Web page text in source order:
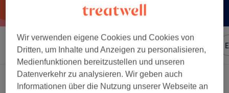
Sortieren nach Beliebiger Preis Marken Salons
2 Salons die anbieten:ponyschnitt in der Nähe von Eilbek, Hamburg
Wir verwenden eigene Cookies und Cookies von
Dritten, um Inhalte und Anzeigen zu personalisieren,
Medienfunktionen bereitzustellen und unseren
Datenverkehr zu analysieren. Wir geben auch
Informationen über die Nutzung unserer Webseite an